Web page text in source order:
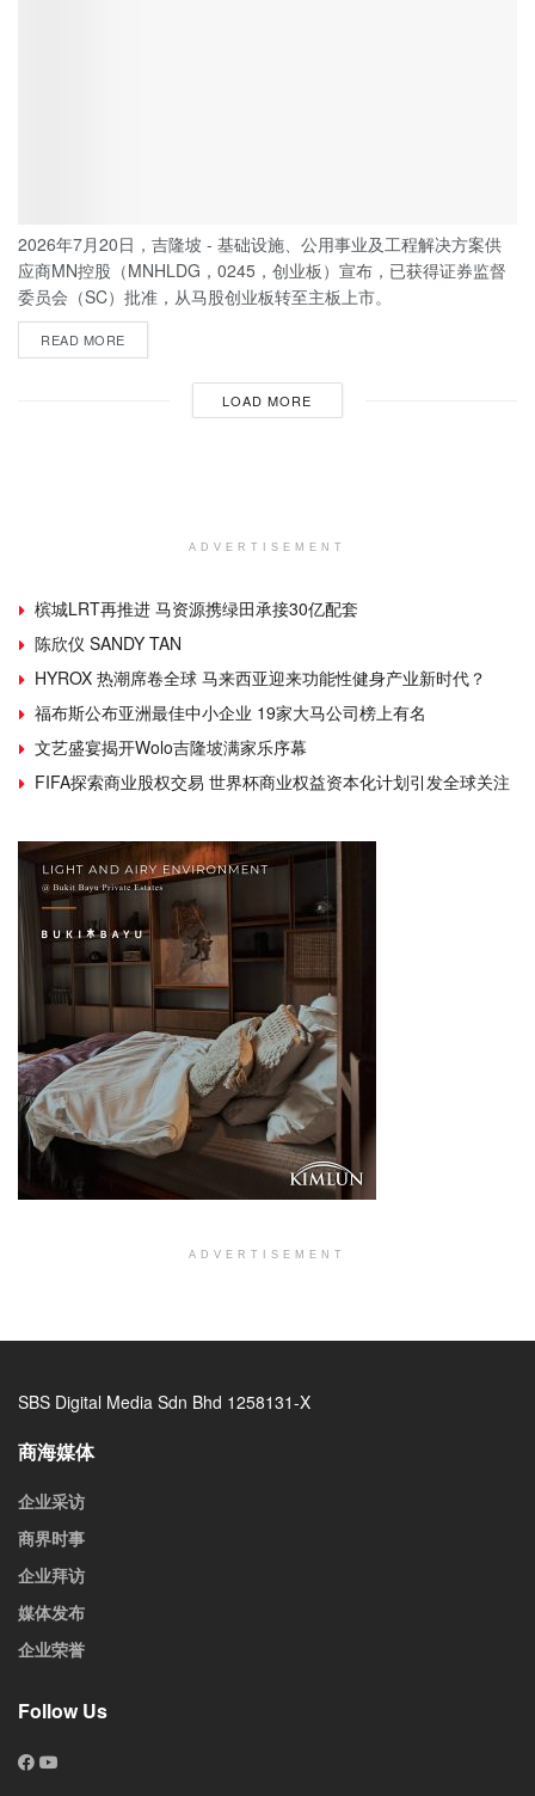
2026年7月20日，吉隆坡 - 基础设施、公用事业及工程解决方案供
应商MN控股（MNHLDG，0245，创业板）宣布，已获得证券监督
委员会（SC）批准，从马股创业板转至主板上市。
READ MORE
LOAD MORE
ADVERTISEMENT
槟城LRT再推进 马资源携绿田承接30亿配套
陈欣仪 SANDY TAN
HYROX 热潮席卷全球 马来西亚迎来功能性健身产业新时代？
福布斯公布亚洲最佳中小企业 19家大马公司榜上有名
文艺盛宴揭开Wolo吉隆坡满家乐序幕
FIFA探索商业股权交易 世界杯商业权益资本化计划引发全球关注
ADVERTISEMENT
SBS Digital Media Sdn Bhd 1258131-X
商海媒体
企业采访
商界时事
企业拜访
媒体发布
企业荣誉
Follow Us